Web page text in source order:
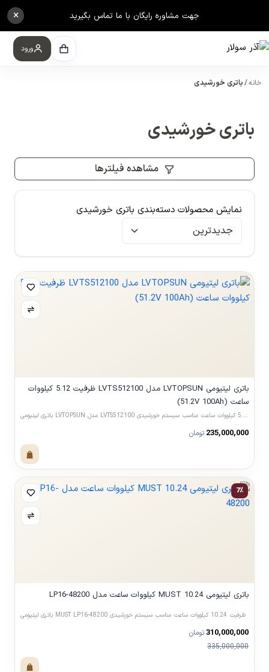
جهت مشاوره رایگان با ما تماس بگیرید ×
ورود
خانه باتری خورشیدی
باتری خورشیدی
مشاهده فیلترها
نمایش محصولات دسته‌بندی باتری خورشیدی
باتری لیتیومی LVTOPSUN مدل LVTS512100 ظرفیت 5.12 کیلووات
ساعت (51.2V 100Ah)
باتری لیتیومی LVTOPSUN مدل LVTS512100 ظرفیت 5.12 کیلووات ساعت مناسب سیستم خورشیدی
235,000,000 تومان
7٪
باتری لیتیومی MUST 10.24 کیلووات ساعت مدل LP16-48200
باتری لیتیومی MUST LP16-48200 ظرفیت 10.24 کیلووات ساعت مناسب سیستم خورشیدی
310,000,000تومان
335,000,000